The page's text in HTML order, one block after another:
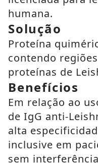
humana.
Solução
Proteína
contendo
proteínas de
Benefícios
Em relação ao
de IgG anti-
alta
inclusive em
sem